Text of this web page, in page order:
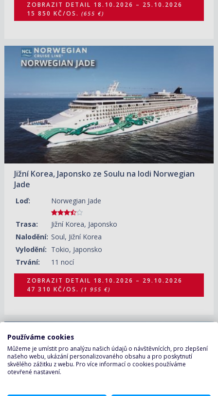
ZOBRAZIT DETAIL 18.10.2026 – 25.10.2026
15 850 KČ/OS. (655 €)
Jižní Korea, Japonsko ze Soulu na lodi Norwegian
Jade
Loď: Norwegian Jade
Trasa:
Jižní Korea, Japonsko
Nalodění: Soul, Jižní Korea
Vylodění: Tokio, Japonsko
Trvání:
11 nocí
18.10.2026 – 29.10.2026
ZOBRAZIT DETAIL 18.10.2026 – 29.10.2026
47 310 KČ/OS. (1 955 €)
18.10.2026 – 25.10.2026
15 490 KČ/OS.
(640 €)
ZOBRAZIT DETAIL
25.10.2026 – 01.11.2026
Používáme cookies
Můžeme je umístit pro analýzu našich údajů o návštěvnících, pro zlepšení
našeho webu, ukázání personalizovaného obsahu a pro poskytnutí
skvělého zážitku z webu. Pro více informací o cookies používáme
otevřené nastavení.